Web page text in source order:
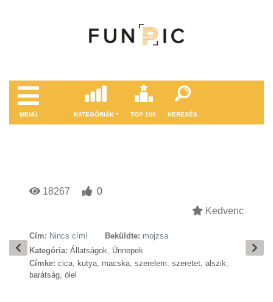
MENÜ KATEGÓRIÁK TOP 100 KERESÉS
18267
0
Kedvenc
Cím: Nincs cím! Beküldte: mojzsa
Kategória: Állatságok, Ünnepek
Címke: cica, kutya, macska, szerelem, szeretet, alszik,
barátság, ölel